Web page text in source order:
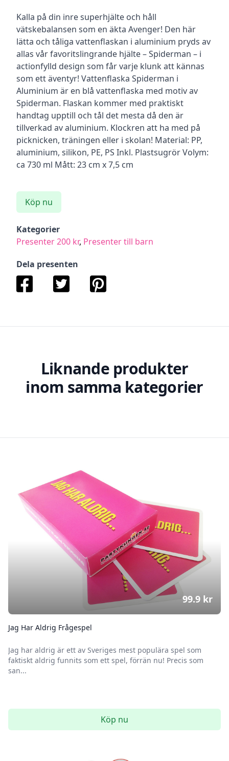
Beskrivning
Kalla på din inre superhjälte och håll
vätskebalansen som en äkta Avenger! Den här
lätta och tåliga vattenflaskan i aluminium pryds av
allas vår favoritslingrande hjälte – Spiderman – i
actionfylld design som får varje klunk att kännas
som ett äventyr! Vattenflaska Spiderman i
Aluminium är en blå vattenflaska med motiv av
Spiderman. Flaskan kommer med praktiskt
handtag upptill och tål det mesta då den är
tillverkad av aluminium. Klockren att ha med på
picknicken, träningen eller i skolan! Material: PP,
aluminium, silikon, PE, PS Inkl. Plastsugrör Volym:
ca 730 ml Mått: 23 cm x 7,5 cm
Köp nu
Kategorier
Presenter 200 kr, Presenter till barn
Dela presenten
Liknande produkter
inom samma kategorier
Jag Har Aldrig Frågespel
Jag har aldrig är ett av Sveriges mest populära spel som
faktiskt aldrig funnits som ett spel, förrän nu! Precis som
san...
99.9 kr
Köp nu